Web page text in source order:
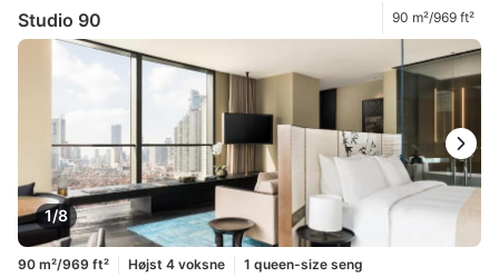
Studio 90 90 m²/969 ft²
1/8
90 m²/969 ft² Højst 4 voksne
1 queen-size seng